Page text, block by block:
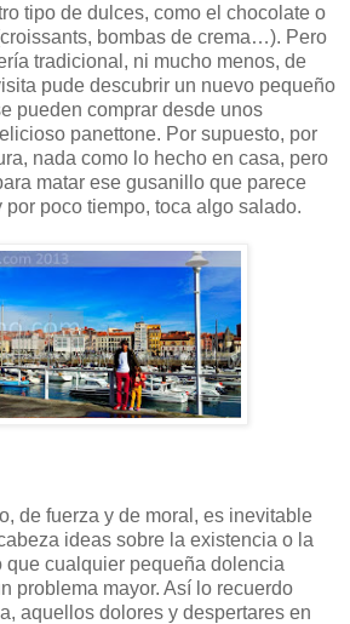
tipo de dulces, como el chocolate o
bombas de crema…). Pero
tradicional, ni mucho menos, de
pude descubrir un nuevo pequeño
pueden comprar desde unos
panettone. Por supuesto, por
nada como lo hecho en casa, pero
matar ese gusanillo que parece
poco tiempo, toca algo salado.
de fuerza y de moral, es inevitable
ideas sobre la existencia o la
que cualquier pequeña dolencia
problema mayor. Así lo recuerdo
aquellos dolores y despertares en